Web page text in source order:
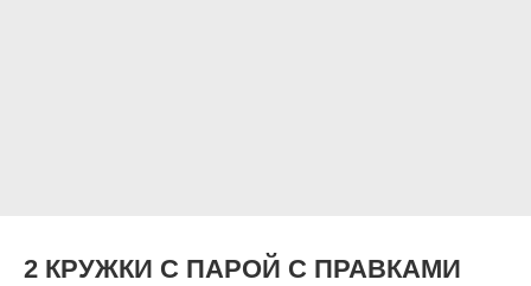
2 КРУЖКИ С ПАРОЙ С ПРАВКАМИ